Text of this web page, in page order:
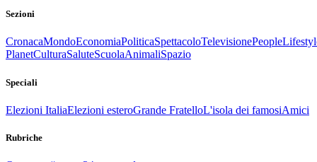
Sezioni
CronacaMondoEconomiaPoliticaSpettacoloTelevisionePeople
PlanetCulturaSaluteScuolaAnimaliSpazio
Speciali
Elezioni ItaliaElezioni esteroGrande FratelloL'isola dei famosiAmici
Rubriche